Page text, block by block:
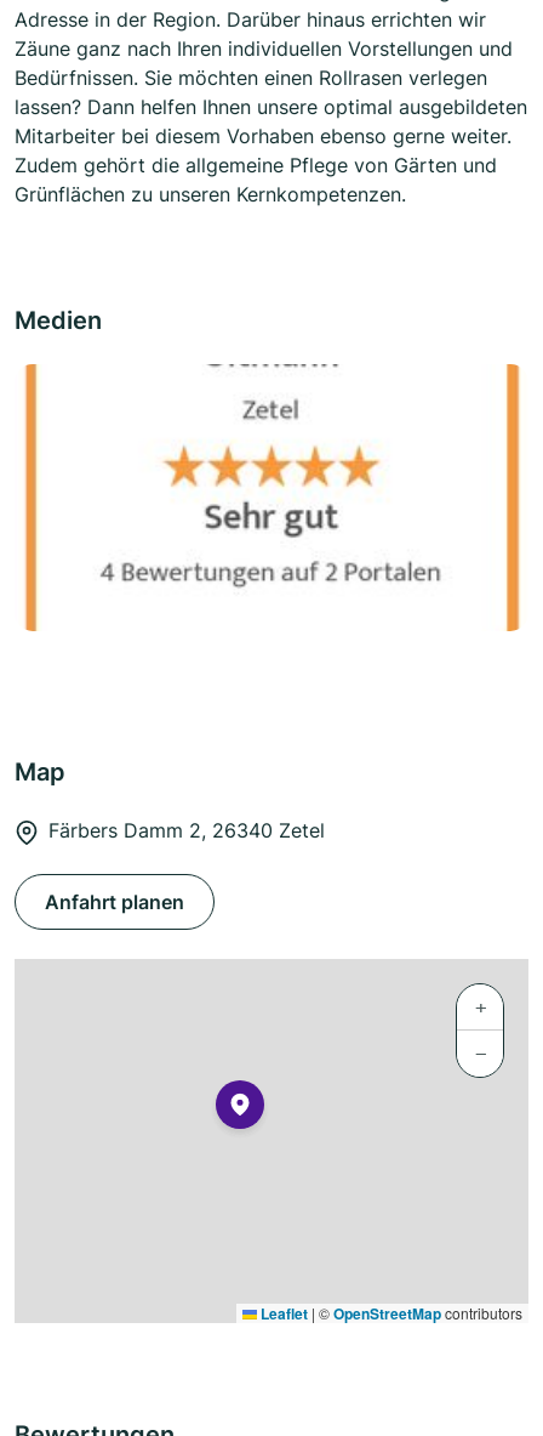
Adresse in der Region. Darüber hinaus errichten wir
Zäune ganz nach Ihren individuellen Vorstellungen und
Bedürfnissen. Sie möchten einen Rollrasen verlegen
lassen? Dann helfen Ihnen unsere optimal ausgebildeten
Mitarbeiter bei diesem Vorhaben ebenso gerne weiter.
Zudem gehört die allgemeine Pflege von Gärten und
Grünflächen zu unseren Kernkompetenzen.
Medien
Map
Färbers Damm 2, 26340 Zetel
Anfahrt planen
+
−
Leaflet | ©OpenStreetMapcontributors